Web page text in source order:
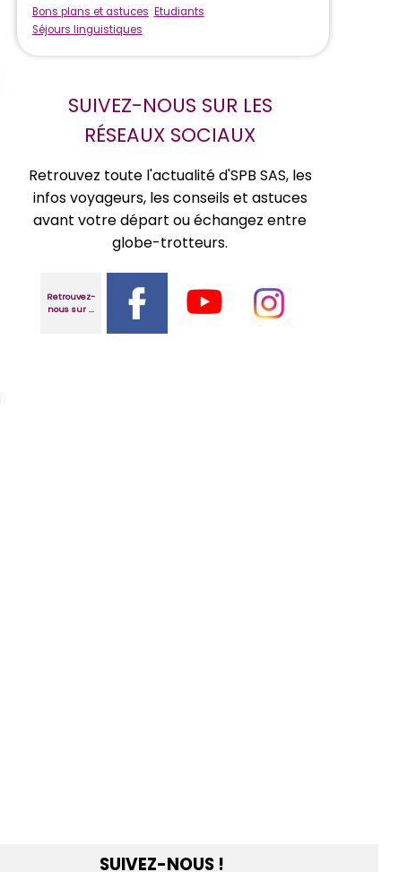
Bons plans et astuces Etudiants
Séjours linguistiques
SUIVEZ-NOUS SUR LES
RÉSEAUX SOCIAUX
Retrouvez toute l'actualité d'SPB SAS, les
infos voyageurs, les conseils et astuces
avant votre départ ou échangez entre
globe-trotteurs.
Retrouvez-
nous sur ...
SUIVEZ-NOUS !